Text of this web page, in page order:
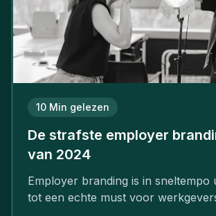
10 Min gelezen
De strafste employer
van 2024
Employer branding is in sneltempo
tot een echte must voor